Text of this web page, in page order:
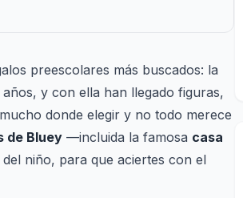
preescolares más buscados: la
y con ella han llegado figuras,
donde elegir y no todo merece
de Bluey —incluida la famosa casa
niño, para que aciertes con el